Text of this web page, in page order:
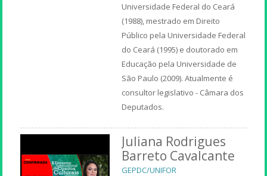
Universidade Federal do Ceará
(1988), mestrado em Direito
Público pela Universidade Federal
do Ceará (1995) e doutorado em
Educação pela Universidade de
São Paulo (2009). Atualmente é
consultor legislativo - Câmara dos
Deputados.
Juliana Rodrigues
Barreto Cavalcante
GEPDC/UNIFOR